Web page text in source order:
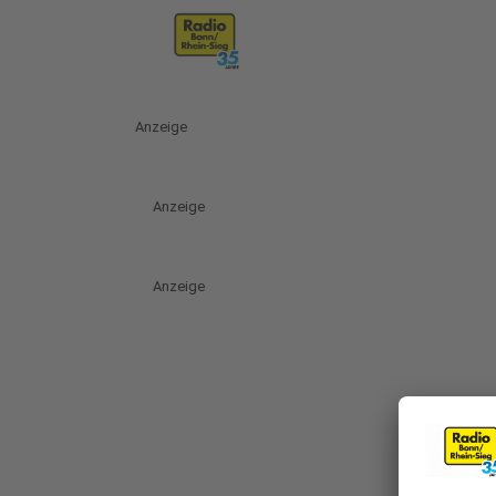
Anzeige
Anzeige
Anzeige